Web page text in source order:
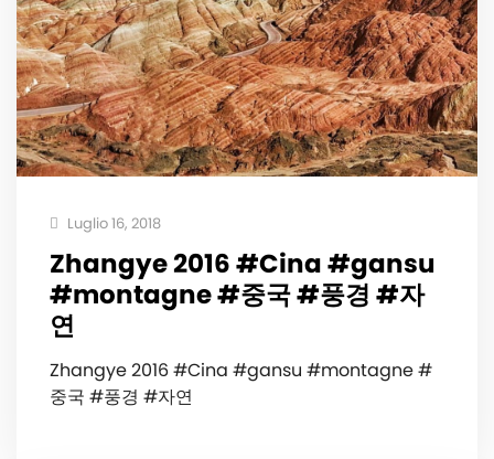
Luglio 16, 2018
Zhangye 2016 #Cina #gansu
#montagne #중국 #풍경 #자
연
Zhangye 2016 #Cina #gansu #montagne #
중국 #풍경 #자연